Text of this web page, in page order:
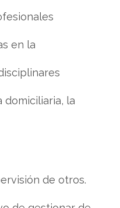
en la
la
de otros.